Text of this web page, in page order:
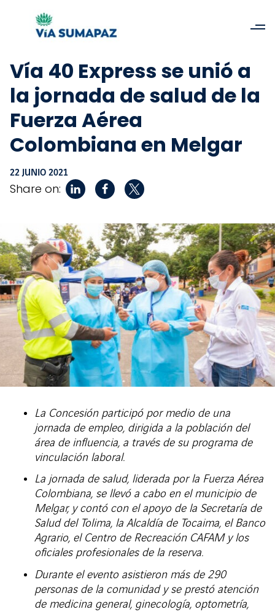
Vía 40 Express se unió a
la jornada de salud de la
Fuerza Aérea
Colombiana en Melgar
22 JUNIO 2021
Share on:
La Concesión participó por medio de una
jornada de empleo, dirigida a la población del
área de influencia, a través de su programa de
vinculación laboral.
La jornada de salud, liderada por la Fuerza Aérea
Colombiana, se llevó a cabo en el municipio de
Melgar, y contó con el apoyo de la Secretaría de
Salud del Tolima, la Alcaldía de Tocaima, el Banco
Agrario, el Centro de Recreación CAFAM y los
oficiales profesionales de la reserva.
Durante el evento asistieron más de 290
personas de la comunidad y se prestó atención
de medicina general, ginecología, optometría,